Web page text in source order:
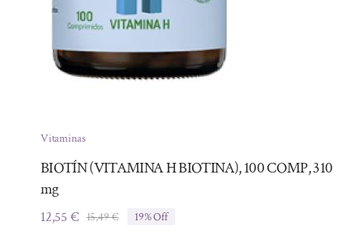
Vitaminas
BIOTÍN (VITAMINA H BIOTINA), 100 COMP, 310
mg
15,49€El
12,55 €
El
19% Off